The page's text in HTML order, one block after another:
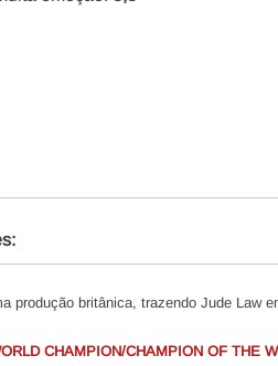
produção britânica, trazendo Jude Law
CHAMPION/CHAMPION OF THE